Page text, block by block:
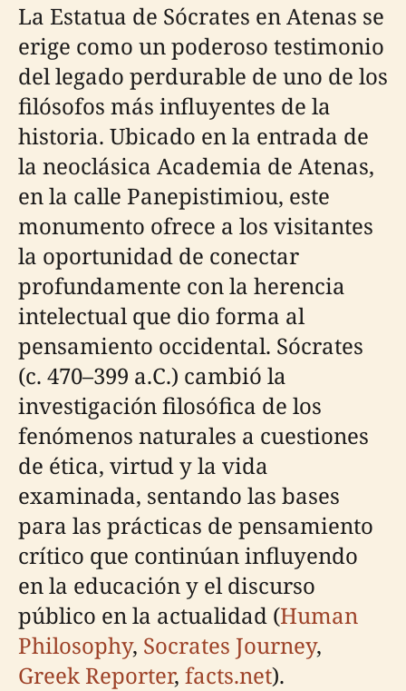
La Estatua de Sócrates en Atenas se
erige como un poderoso testimonio
del legado perdurable de uno de los
filósofos más influyentes de la
historia. Ubicado en la entrada de
la neoclásica Academia de Atenas,
en la calle Panepistimiou, este
monumento ofrece a los visitantes
la oportunidad de conectar
profundamente con la herencia
intelectual que dio forma al
pensamiento occidental. Sócrates
(c. 470–399 a.C.) cambió la
investigación filosófica de los
fenómenos naturales a cuestiones
de ética, virtud y la vida
examinada, sentando las bases
para las prácticas de pensamiento
crítico que continúan influyendo
en la educación y el discurso
público en la actualidad (Human
Philosophy, Socrates Journey,
Greek Reporter, facts.net).